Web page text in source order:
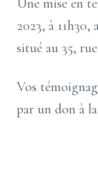
Une mise en
2023, à
situé au 35,
Vos
par un don à